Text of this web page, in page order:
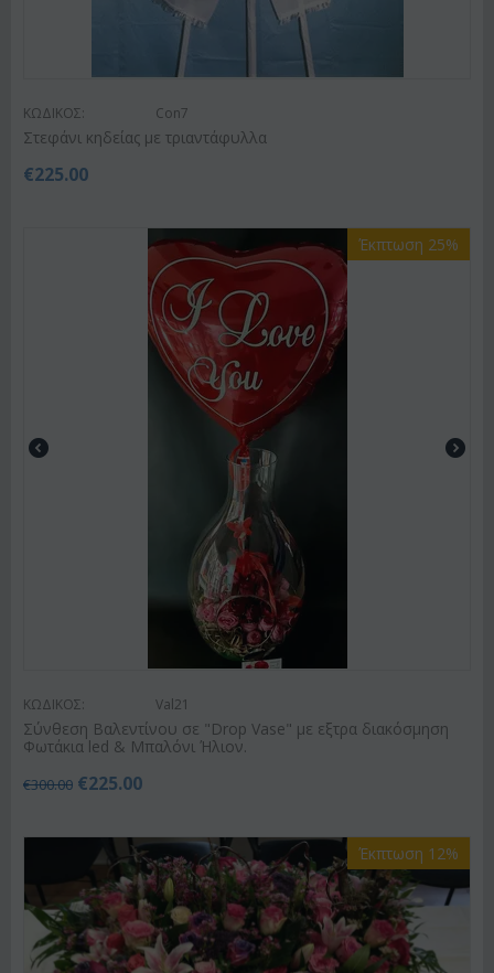
ΚΩΔΙΚΟΣ: Con7
Στεφάνι κηδείας με τριαντάφυλλα
€225.00
Έκπτωση 25%
ΚΩΔΙΚΟΣ: Val21
Σύνθεση Βαλεντίνου σε "Drop Vase" με εξτρα διακόσμηση
Φωτάκια led & Μπαλόνι Ήλιον.
€300.00 €225.00
Έκπτωση 12%